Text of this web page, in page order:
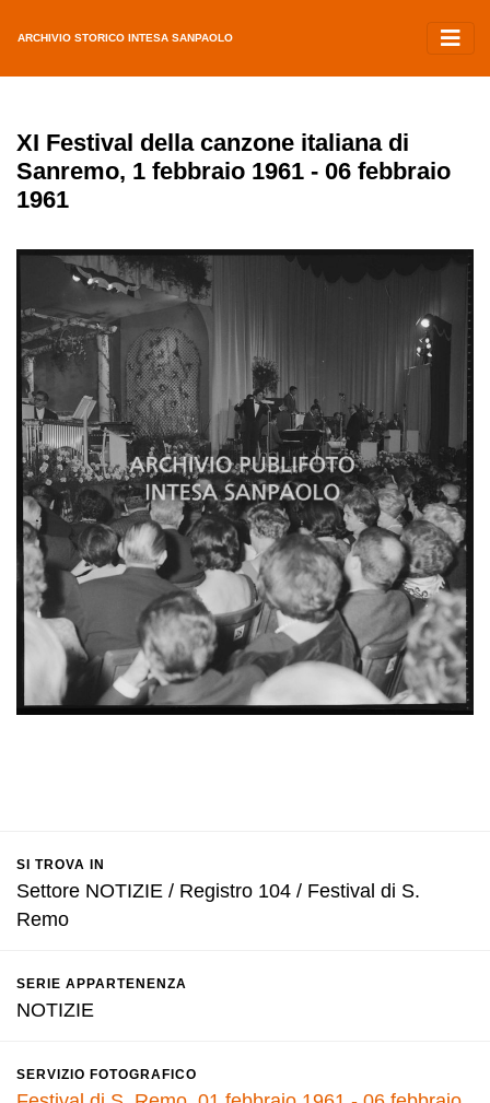
ARCHIVIO STORICO INTESA SANPAOLO
XI Festival della canzone italiana di
Sanremo, 1 febbraio 1961 - 06 febbraio
1961
SI TROVA IN
Settore NOTIZIE / Registro 104 / Festival di S.
Remo
SERIE APPARTENENZA
NOTIZIE
SERVIZIO FOTOGRAFICO